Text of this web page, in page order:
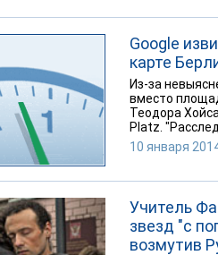
Google
карте
Из-за
вместо
Теодора
Platz.
10 января
Учитель
звезд "с
возмутив